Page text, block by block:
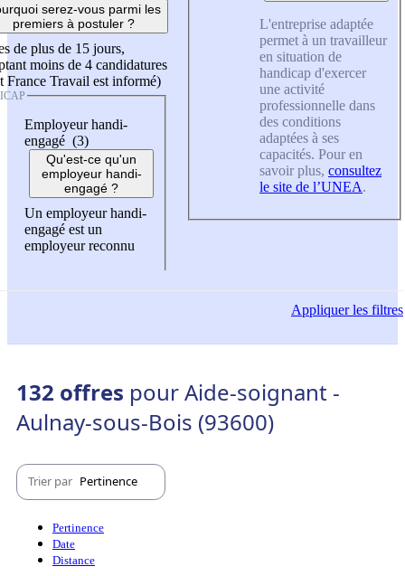
serez-vous parmi les
premiers à postuler ?
de plus de 15 jours,
moins de 4 candidatures
France Travail est informé)
Employeur handi-
engagé (3)
Qu'est-ce qu'un
employeur handi-
engagé ?
Un employeur handi-
engagé est un
employeur reconnu
L'entreprise adaptée
permet à un travailleur
en situation de
handicap d'exercer
une activité
professionnelle dans
des conditions
adaptées à ses
capacités. Pour en
savoir plus, consultez
le site de l’UNEA.
Appliquerles filtres
132 offres pour Aide-soignant -
Aulnay-sous-Bois (93600)
Trier par Pertinence
Pertinence
Date
Distance